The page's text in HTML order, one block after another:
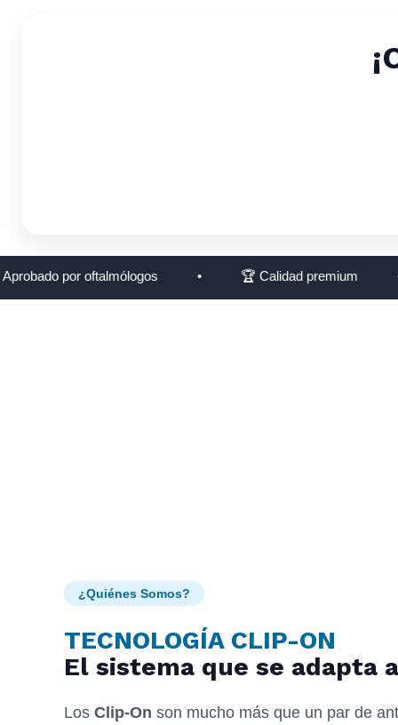
por oftalmólogos 🏆 Calidad premium
¿Quiénes Somos?
TECNOLOGÍA CLIP-ON
El sistema que se adapta
Los Clip-On son mucho más que un par de